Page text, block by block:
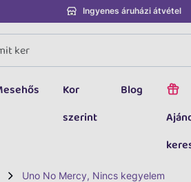
Ingyenes áruházi átvétel
Kor
szerint
Blog
Uno No Mercy, Nincs kegyelem